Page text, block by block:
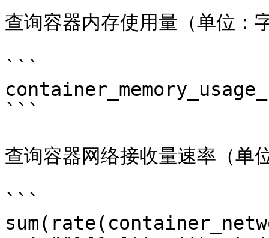
查询容器内存使用量（单位：
```
```
查询容器网络接收量速率（单
```